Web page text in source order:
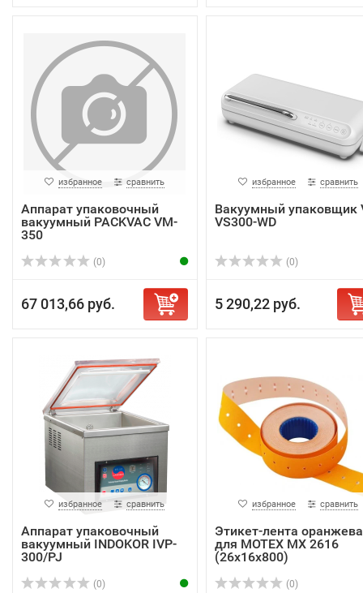
избранное сравнить
Аппарат упаковочный
вакуумный PACKVAC VM-
350
(0)
67 013,66 руб.
избранное сравнить
Вакуумный упаковщик
VS300-WD
(0)
5 290,22 руб.
избранное сравнить
Аппарат упаковочный
вакуумный INDOKOR IVP-
300/PJ
(0)
избранное сравнить
Этикет-лента
для MOTEX МХ 2616
(26х16х800)
(0)